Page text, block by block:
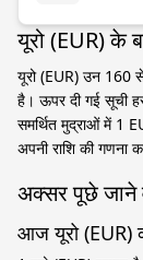
यूरो (EUR) के
यूरो (EUR) उन 160
है। ऊपर दी गई सूची
समर्थित मुद्राओं में 1
अपनी राशि की गणना
अक्सर पूछे जाने
आज यूरो (EUR)